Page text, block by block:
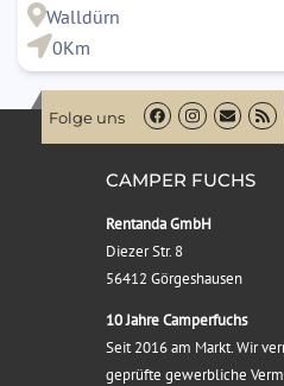
Walldürn
0Km
Folge uns
CAMPER FUCHS
Rentanda GmbH
Diezer Str. 8
56412 Görgeshausen
10 Jahre Camperfuchs
Seit 2016 am Markt. Wir
geprüfte gewerbliche